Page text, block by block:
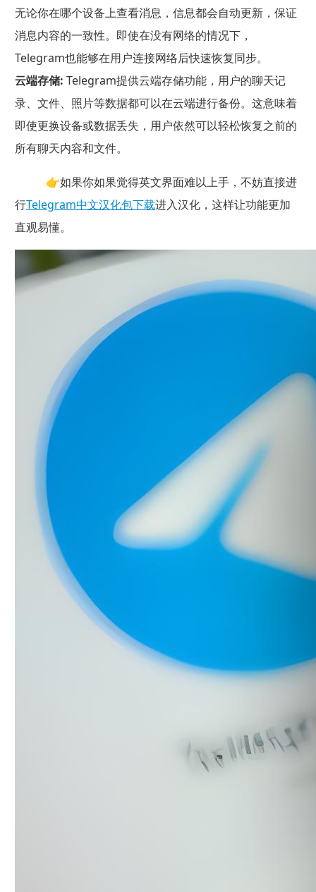
无论你在哪个设备上查看消息，信息都会自动更新，保证
消息内容的一致性。即使在没有网络的情况下，
Telegram也能够在用户连接网络后快速恢复同步。
云端存储: Telegram提供云端存储功能，用户的聊天记
录、文件、照片等数据都可以在云端进行备份。这意味着
即使更换设备或数据丢失，用户依然可以轻松恢复之前的
所有聊天内容和文件。
👉如果你如果觉得英文界面难以上手，不妨直接进
行Telegram中文汉化包下载进入汉化，这样让功能更加
直观易懂。